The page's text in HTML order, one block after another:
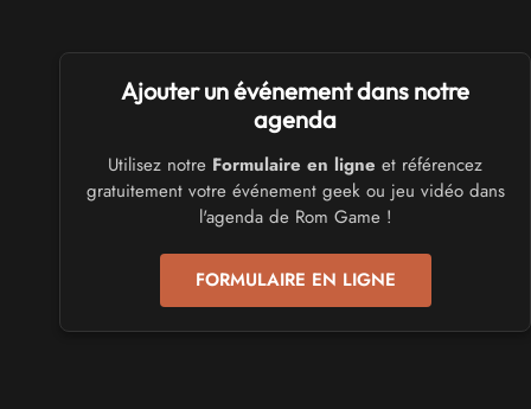
SALONS & CONVENTIONS GEEKS
Trolls et Légendes 2027
du 26 au 28 mars 2027 - à Mons
CULTURE JAPONAISE ET OTAKU
Mang'Azur 2027
les 24 et 25 avril 2027 - à Toulon
SALONS & CONVENTIONS GEEKS
Play Azur Festival 2027
Ajouter un événement dans notre
agenda
Utilisez notre Formulaire en ligne et référencez
gratuitement votre événement geek ou jeu vidéo dans
l'agenda de Rom Game !
FORMULAIRE EN LIGNE